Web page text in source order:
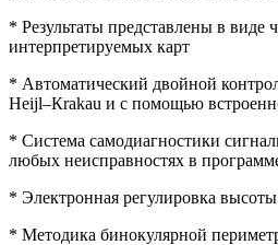
* Результаты представлены в виде
интерпретируемых карт
* Автоматический двойной
Неijl–Кrаkаu и с помощью
* Система самодиагностики
любых неисправностях в
* Электронная регулировка
* Методика бинокулярной